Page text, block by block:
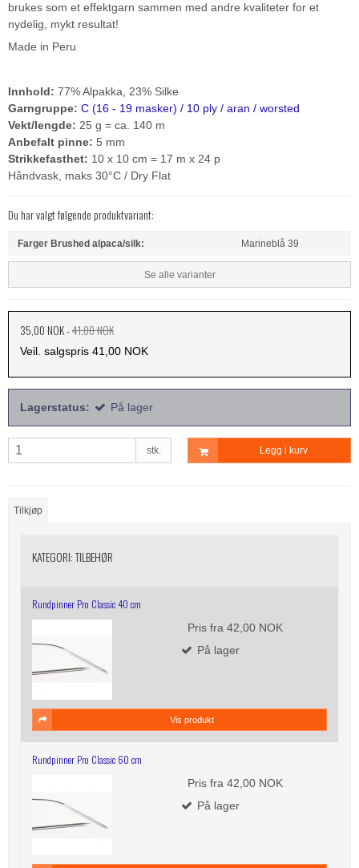
brukes som et effektgarn sammen med andre kvaliteter for et
nydelig, mykt resultat!
Made in Peru
Innhold: 77% Alpakka, 23% Silke
Garngruppe: C (16 - 19 masker) / 10 ply / aran / worsted
Vekt/lengde: 25 g = ca. 140 m
Anbefalt pinne: 5 mm
Strikkefasthet: 10 x 10 cm = 17 m x 24 p
Håndvask, maks 30°C / Dry Flat
Du har valgt følgende produktvariant:
Farger Brushed alpaca/silk: Marineblå 39
Se alle varianter
35,00 NOK-41,00 NOK
Veil. salgspris 41,00 NOK
Lagerstatus: På lager
stk. Legg i kurv
Tilkjøp
KATEGORI:TILBEHØR
Rundpinner Pro Classic 40 cm
Pris fra 42,00 NOK
På lager
Vis produkt
Rundpinner Pro Classic 60 cm
Pris fra 42,00 NOK
På lager